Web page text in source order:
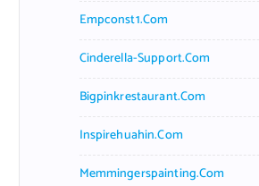
Empconst1.com
Cinderella-Support.com
Bigpinkrestaurant.com
Inspirehuahin.com
Memmingerspainting.com